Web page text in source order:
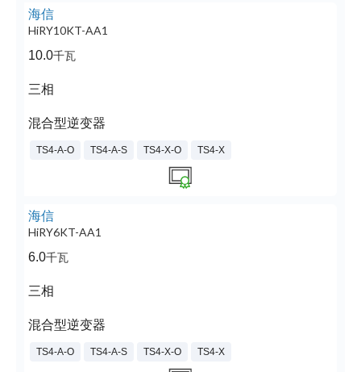
海信
HiRY10KT-AA1
10.0千瓦
三相
混合型逆变器
TS4-A-O TS4-A-S TS4-X-O TS4-X
海信
HiRY6KT-AA1
6.0千瓦
三相
混合型逆变器
TS4-A-O TS4-A-S TS4-X-O TS4-X